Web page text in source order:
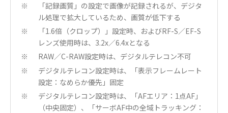
※
「記録画質」の設定で画像が記録されるが、デジタ
ル処理で拡大しているため、画質が低下する
※
「1.6倍（クロップ）」設定時、およびRF-S／EF-S
レンズ使用時は、3.2x／6.4xとなる
※ RAW／C-RAW設定時は、デジタルテレコン不可
※
デジタルテレコン設定時は、「表示フレームレート
設定：なめらか優先」固定
※
デジタルテレコン設定時は、「AFエリア：1点AF」
（中央固定）、「サーボAF中の全域トラッキング：